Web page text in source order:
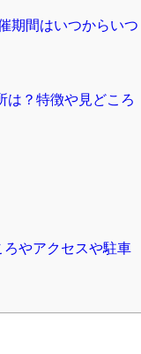
期間はいつからいつ
は？特徴や見どころ
やアクセスや駐車